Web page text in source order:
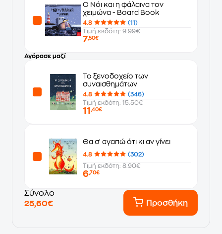
Ο Νόι και η φάλαινα τον
χειμώνα - Board Book
4.8
(11)
Τιμή εκδότη: 9.99€
7,50€
Αγόρασε μαζί
Το ξενοδοχείο των
συναισθημάτων
4.8
(346)
Τιμή εκδότη: 15.50€
11 ,40€
Θα σ' αγαπώ ότι κι αν γίνει
4.8
(302)
Τιμή εκδότη: 8.90€
6,70€
Σύνολο
25,60€
Προσθήκη